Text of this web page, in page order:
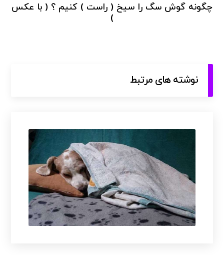
چگونه گوش سگ را سیخ ( راست ) کنیم ؟ ( با عکس
)
نوشته های مرتبط